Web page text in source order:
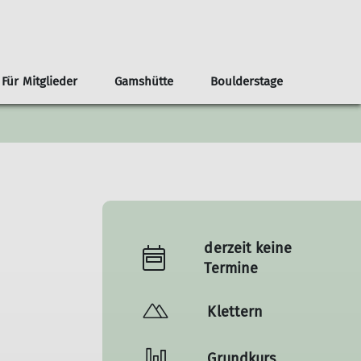
ab der Haustür
Alpenregion Tegernsee Schliersee
Erwachsene
Gipfelstürmer
Bouldertreff
Klima- und Naturschutz
Für Mitglieder
Infos
Unsere Partner*innen
Gamshütte Boulderstage
Team Boulderstage
derzeit keine
Termine
Klettern